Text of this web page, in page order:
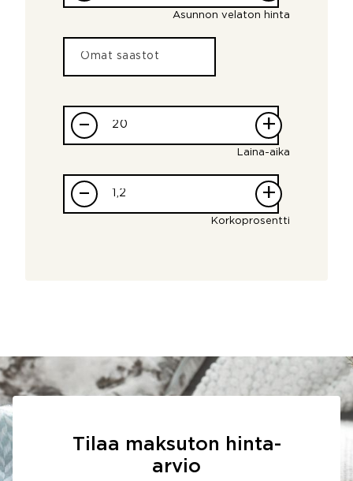
Asunnon velaton hinta
– +
Laina-aika
– +
Korkoprosentti
Tilaa maksuton hinta-
arvio